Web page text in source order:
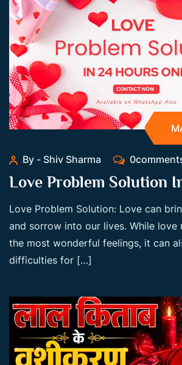
By - Shiv Sharma
Love Problem Solution
Love Problem Solution: Love can
and sorrow into our lives. While love
the most wonderful feelings, it can
difficulties for […]